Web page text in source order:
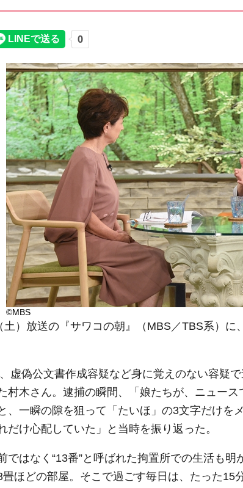
©MBS
）放送の『サワコの朝』（MBS／TBS系）に
虚偽公文書作成容疑など身に覚えのない容疑
村木さん。逮捕の瞬間、「娘たちが、ニュー
、一瞬の隙を狙って「たいほ」の3文字だけを
だけ心配していた」と当時を振り返った。
はなく“13番”と呼ばれた拘置所での生活も明
ほどの部屋。そこで過ごす毎日は、たった15